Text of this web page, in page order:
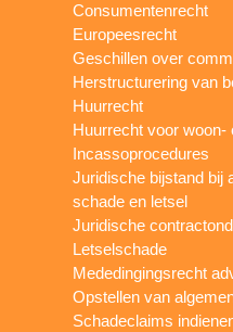
Consumentenrecht
Europeesrecht
Geschillen over
Herstructurering van
Huurrecht
Huurrecht voor woon-
Incassoprocedures
Juridische bijstand bij
schade en letsel
Juridische
Letselschade
Mededingingsrecht
Opstellen van
Schadeclaims